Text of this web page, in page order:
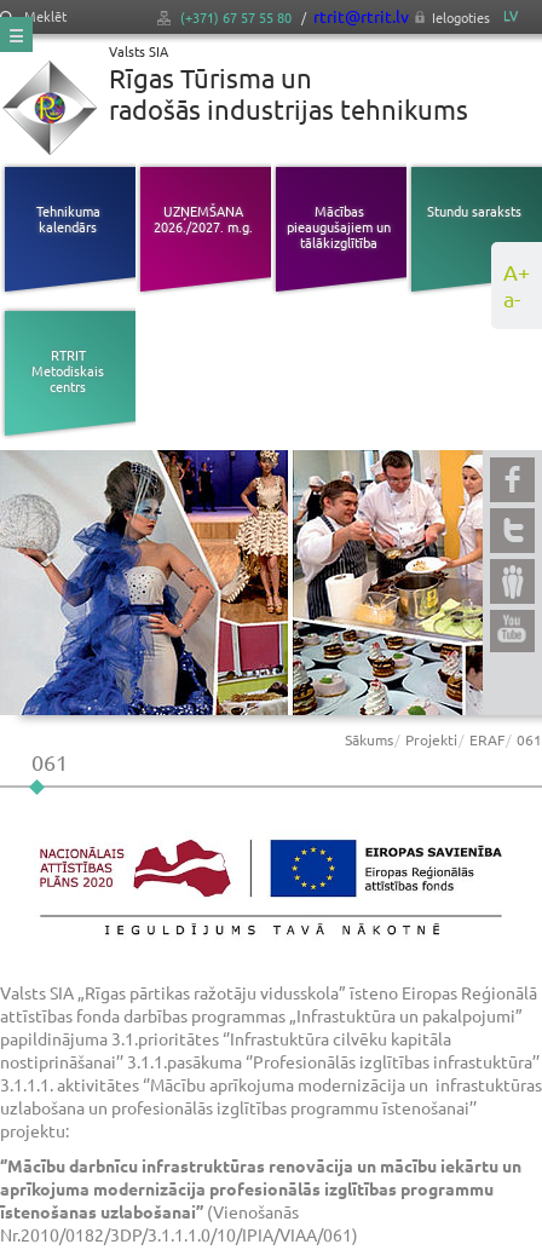
A+
a-
Meklēt (+371) 67 57 55 80 / rtrit@rtrit.lv Ielogoties
LV
Valsts SIA
Rīgas Tūrisma un
radošās industrijas tehnikums
Tehnikuma
kalendārs
UZŅEMŠANA
2026./2027. m.g.
Mācības
pieaugušajiem un
tālākizglītība
Stundu saraksts
RTRIT
Metodiskais
centrs
Sākums Projekti ERAF 061
061
Valsts SIA „Rīgas pārtikas ražotāju vidusskola” īsteno Eiropas Reģionālā
attīstības fonda darbības programmas „Infrastuktūra un pakalpojumi”
papildinājuma 3.1.prioritātes ‘’Infrastuktūra cilvēku kapitāla
nostiprināšanai’’ 3.1.1.pasākuma ‘’Profesionālās izglītības infrastuktūra’’
3.1.1.1. aktivitātes ‘’Mācību aprīkojuma modernizācija un infrastuktūras
uzlabošana un profesionālās izglītības programmu īstenošanai’’
projektu:
‘’Mācību darbnīcu infrastruktūras renovācija un mācību iekārtu un
aprīkojuma modernizācija profesionālās izglītības programmu
īstenošanas uzlabošanai’’ (Vienošanās
Nr.2010/0182/3DP/3.1.1.1.0/10/IPIA/VIAA/061)